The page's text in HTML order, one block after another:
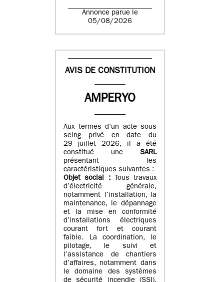
Annonce parue le
05/08/2026
AVIS DE CONSTITUTION
AMPERYO
Aux termes d’un acte sous
seing privé en date du
29 juillet 2026, il a été
constitué une SARL
présentant les
caractéristiques suivantes :
Objet social :
Tous travaux
d’électricité générale,
notamment l’installation, la
maintenance, le dépannage
et la mise en conformité
d’installations électriques
courant fort et courant
faible. La coordination, le
pilotage, le suivi et
l’assistance de chantiers
d’affaires, notamment dans
le domaine des systèmes